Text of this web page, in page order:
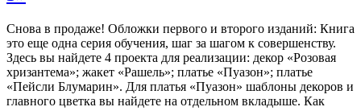
Снова в продаже! Обложки первого и второго изданий: Книга
это еще одна серия обучения, шаг за шагом к совершенству.
Здесь вы найдете 4 проекта для реализации: декор «Розовая
хризантема»; жакет «Рашель»; платье «Пуазон»; платье
«Пейсли Блумарин». Для платья «Пуазон» шаблоны декоров и
главного цветка вы найдете на отдельном вкладыше. Как